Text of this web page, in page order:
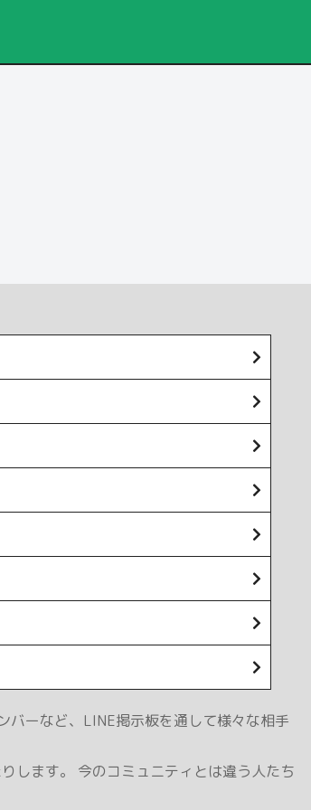
バーなど、LINE掲示板を通して様々な相手
します。 今のコミュニティとは違う人たち